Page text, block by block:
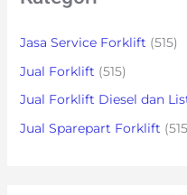
Jasa Service Forklift (515)
Jual Forklift (515)
Jual Forklift Diesel dan
Jual Sparepart Forklift